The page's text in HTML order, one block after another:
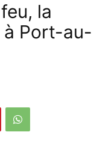
la
à Port-au-